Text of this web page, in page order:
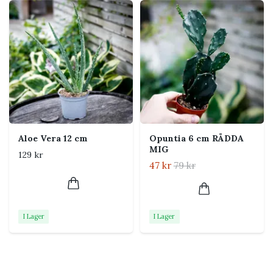
Tips från Klorofyllverket
Klipp inte bort gamla blomsporrar på Hoya. Nya
blommor kan komma från samma sporre vid
nästa blomning.
Vanliga problem och
skadedjur
Gula eller mjuka blad kan bero på att jorden
Torra bladkanter kan bero på ojämn vattning,
regelbundet så upptäcks skadedjur tidigt.
Aloe Vera 12 cm
129 kr
I Lager
Opuntia 6 cm RÄDDA
MIG
47 kr 79 kr
I Lager